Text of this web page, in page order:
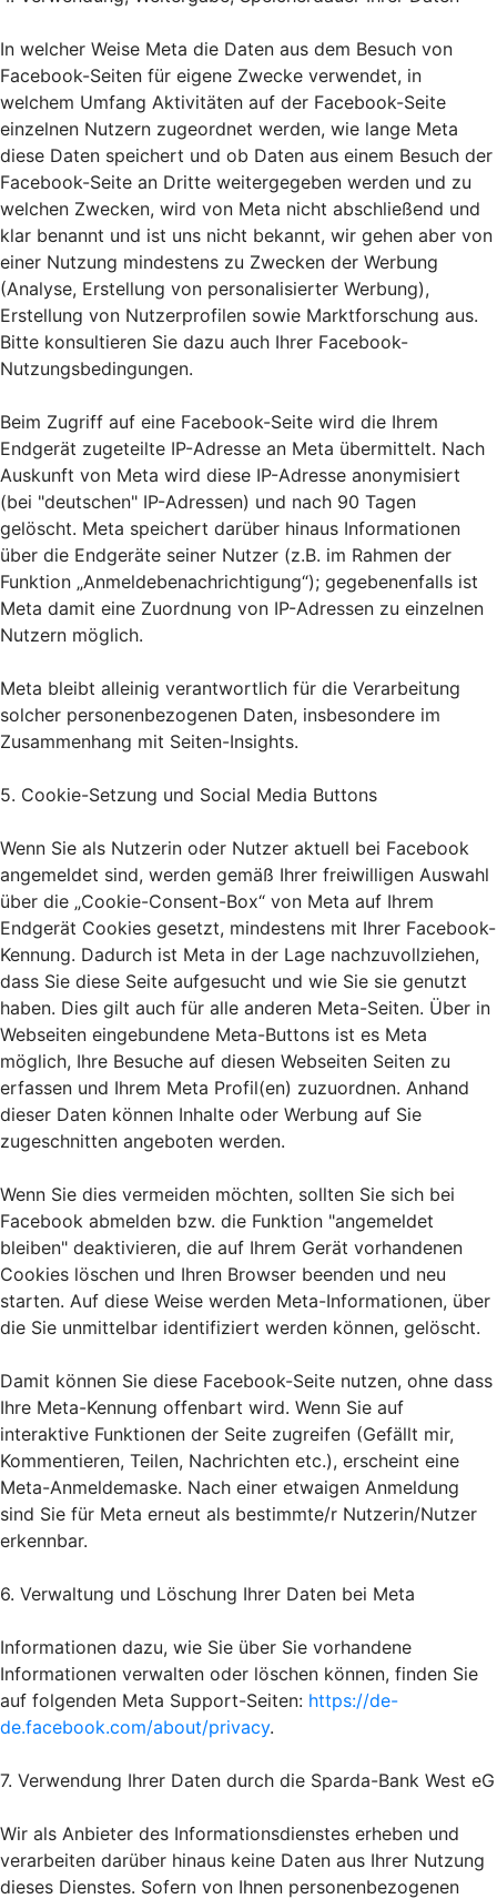
In welcher Weise Meta die Daten aus dem Besuch von
Facebook-Seiten für eigene Zwecke verwendet, in
welchem Umfang Aktivitäten auf der Facebook-Seite
einzelnen Nutzern zugeordnet werden, wie lange Meta
diese Daten speichert und ob Daten aus einem Besuch der
Facebook-Seite an Dritte weitergegeben werden und zu
welchen Zwecken, wird von Meta nicht abschließend und
klar benannt und ist uns nicht bekannt, wir gehen aber von
einer Nutzung mindestens zu Zwecken der Werbung
(Analyse, Erstellung von personalisierter Werbung),
Erstellung von Nutzerprofilen sowie Marktforschung aus.
Bitte konsultieren Sie dazu auch Ihrer Facebook-
Nutzungsbedingungen.
Beim Zugriff auf eine Facebook-Seite wird die Ihrem
Endgerät zugeteilte IP-Adresse an Meta übermittelt. Nach
Auskunft von Meta wird diese IP-Adresse anonymisiert
(bei "deutschen" IP-Adressen) und nach 90 Tagen
gelöscht. Meta speichert darüber hinaus Informationen
über die Endgeräte seiner Nutzer (z.B. im Rahmen der
Funktion „Anmeldebenachrichtigung“); gegebenenfalls ist
Meta damit eine Zuordnung von IP-Adressen zu einzelnen
Nutzern möglich.
Meta bleibt alleinig verantwortlich für die Verarbeitung
solcher personenbezogenen Daten, insbesondere im
Zusammenhang mit Seiten-Insights.
5. Cookie-Setzung und Social Media Buttons
Wenn Sie als Nutzerin oder Nutzer aktuell bei Facebook
angemeldet sind, werden gemäß Ihrer freiwilligen Auswahl
über die „Cookie-Consent-Box“ von Meta auf Ihrem
Endgerät Cookies gesetzt, mindestens mit Ihrer Facebook-
Kennung. Dadurch ist Meta in der Lage nachzuvollziehen,
dass Sie diese Seite aufgesucht und wie Sie sie genutzt
haben. Dies gilt auch für alle anderen Meta-Seiten. Über in
Webseiten eingebundene Meta-Buttons ist es Meta
möglich, Ihre Besuche auf diesen Webseiten Seiten zu
erfassen und Ihrem Meta Profil(en) zuzuordnen. Anhand
dieser Daten können Inhalte oder Werbung auf Sie
zugeschnitten angeboten werden.
Wenn Sie dies vermeiden möchten, sollten Sie sich bei
Facebook abmelden bzw. die Funktion "angemeldet
bleiben" deaktivieren, die auf Ihrem Gerät vorhandenen
Cookies löschen und Ihren Browser beenden und neu
starten. Auf diese Weise werden Meta-Informationen, über
die Sie unmittelbar identifiziert werden können, gelöscht.
Damit können Sie diese Facebook-Seite nutzen, ohne dass
Ihre Meta-Kennung offenbart wird. Wenn Sie auf
interaktive Funktionen der Seite zugreifen (Gefällt mir,
Kommentieren, Teilen, Nachrichten etc.), erscheint eine
Meta-Anmeldemaske. Nach einer etwaigen Anmeldung
sind Sie für Meta erneut als bestimmte/r Nutzerin/Nutzer
erkennbar.
6. Verwaltung und Löschung Ihrer Daten bei Meta
Informationen dazu, wie Sie über Sie vorhandene
Informationen verwalten oder löschen können, finden Sie
auf folgenden Meta Support-Seiten: https://de-
de.facebook.com/about/privacy.
7. Verwendung Ihrer Daten durch die Sparda-Bank West eG
Wir als Anbieter des Informationsdienstes erheben und
verarbeiten darüber hinaus keine Daten aus Ihrer Nutzung
dieses Dienstes. Sofern von Ihnen personenbezogenen